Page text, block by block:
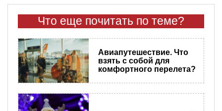
Что еще почитать по теме?
Авиапутешествие. Что
взять с собой для
комфортного перелета?